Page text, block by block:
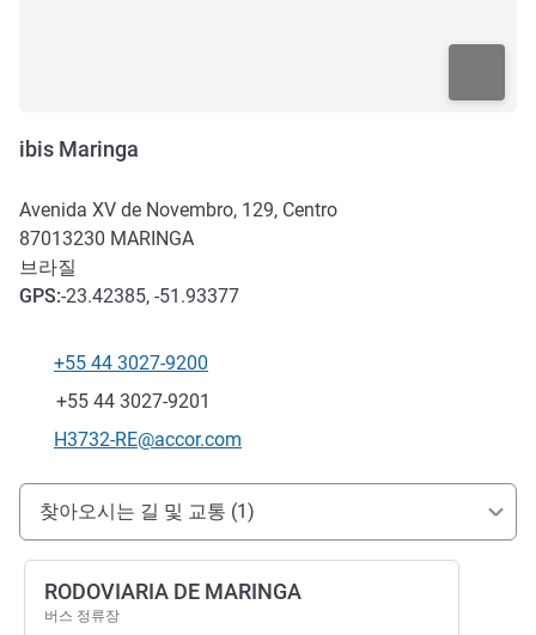
ibis Maringa
Avenida XV de Novembro, 129, Centro
87013230 MARINGA
브라질
GPS:-23.42385, -51.93377
전화
+55 44 3027-9200
팩스
+55 44 3027-9201
E-mail
H3732-RE@accor.com
호텔 접근 및 교통
찾아오시는 길 및 교통 (1)
RODOVIARIA DE MARINGA
버스 정류장